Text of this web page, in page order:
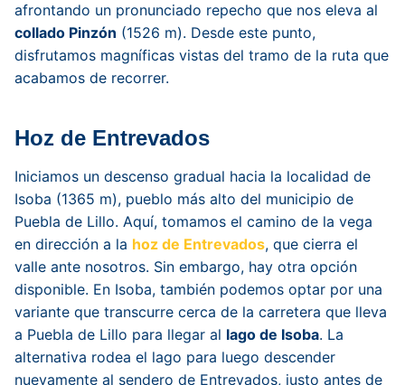
afrontando un pronunciado repecho que nos eleva al
collado Pinzón (1526 m). Desde este punto,
disfrutamos magníficas vistas del tramo de la ruta que
acabamos de recorrer.
Hoz de Entrevados
Iniciamos un descenso gradual hacia la localidad de
Isoba (1365 m), pueblo más alto del municipio de
Puebla de Lillo. Aquí, tomamos el camino de la vega
en dirección a la hoz de Entrevados, que cierra el
valle ante nosotros. Sin embargo, hay otra opción
disponible. En Isoba, también podemos optar por una
variante que transcurre cerca de la carretera que lleva
a Puebla de Lillo para llegar al lago de Isoba. La
alternativa rodea el lago para luego descender
nuevamente al sendero de Entrevados, justo antes de